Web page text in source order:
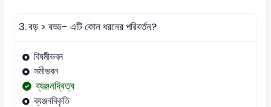
3.বড় > বড্ড- এটি কোন ধরনের পরিবর্তন?
বিষমীভবন
সমীভবন
ব্যঞ্জনদ্বিত্ব
ব্যঞ্জনবিকৃতি